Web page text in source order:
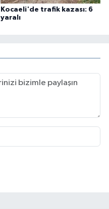
Kocaeli'de trafik kazası: 6
yaralı